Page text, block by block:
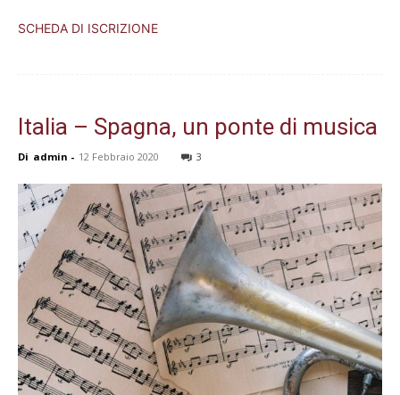
SCHEDA DI ISCRIZIONE
Italia – Spagna, un ponte di musica
Di admin - 12 Febbraio 2020 3